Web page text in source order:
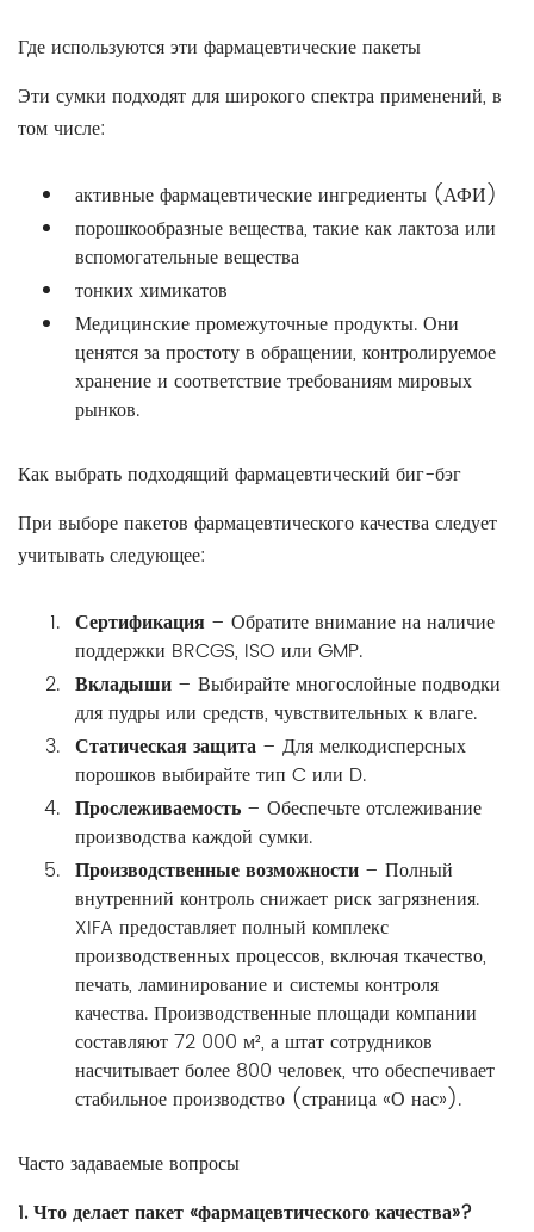
Где используются эти фармацевтические пакеты
Эти сумки подходят для широкого спектра применений, в
том числе:
активные фармацевтические ингредиенты (АФИ)
порошкообразные вещества, такие как лактоза или
вспомогательные вещества
тонких химикатов
Медицинские промежуточные продукты. Они
ценятся за простоту в обращении, контролируемое
хранение и соответствие требованиям мировых
рынков.
Как выбрать подходящий фармацевтический биг-бэг
При выборе пакетов фармацевтического качества следует
учитывать следующее:
Сертификация – Обратите внимание на наличие
поддержки BRCGS, ISO или GMP.
Вкладыши – Выбирайте многослойные подводки
для пудры или средств, чувствительных к влаге.
Статическая защита – Для мелкодисперсных
порошков выбирайте тип C или D.
Прослеживаемость – Обеспечьте отслеживание
производства каждой сумки.
Производственные возможности – Полный
внутренний контроль снижает риск загрязнения.
XIFA предоставляет полный комплекс
производственных процессов, включая ткачество,
печать, ламинирование и системы контроля
качества. Производственные площади компании
составляют 72 000 м², а штат сотрудников
насчитывает более 800 человек, что обеспечивает
стабильное производство (страница «О нас»).
Часто задаваемые вопросы
1. Что делает пакет «фармацевтического качества»?